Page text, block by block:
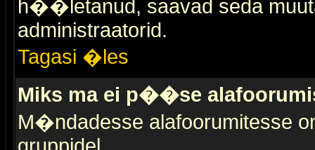
h��letanud, saavad seda
administraatorid.
Tagasi �les
Miks ma ei p��se
M�ndadesse alafoorumitesse